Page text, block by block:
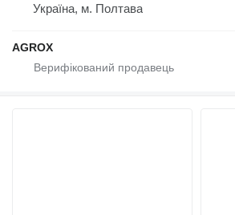
Україна, м. Полтава
AGROX